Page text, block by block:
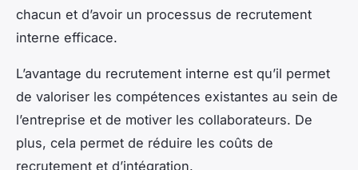
chacun et d’avoir un processus de recrutement
interne efficace.
L’avantage du recrutement interne est qu’il permet
de valoriser les compétences existantes au sein de
l’entreprise et de motiver les collaborateurs. De
plus, cela permet de réduire les coûts de
recrutement et d’intégration.